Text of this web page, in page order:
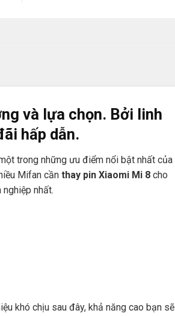
và lựa chọn. Bởi linh
hấp dẫn.
trong những ưu điểm nổi bật nhất của
Mifan cần thay pin Xiaomi Mi 8 cho
nhất.
khó chịu sau đây, khả năng cao bạn sẽ